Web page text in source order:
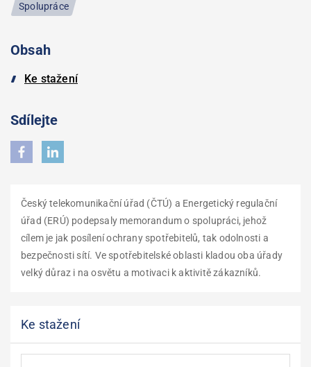
Spolupráce
Český telekomunikační úřad (ČTÚ) a Energetický regulační
úřad (ERÚ) podepsaly memorandum o spolupráci, jehož
cílem je jak posílení ochrany spotřebitelů, tak odolnosti a
bezpečnosti sítí. Ve spotřebitelské oblasti kladou oba úřady
velký důraz i na osvětu a motivaci k aktivitě zákazníků.
Ke stažení
Obsah
Ke stažení
Sdílejte